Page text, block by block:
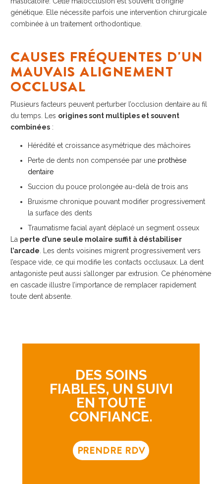
génétique. Elle nécessite parfois une intervention chirurgicale
combinée à un traitement orthodontique.
CAUSES FRÉQUENTES D'UN
MAUVAIS ALIGNEMENT
OCCLUSAL
Plusieurs facteurs peuvent perturber l’occlusion dentaire au fil
du temps. Les origines sont multiples et souvent
combinées :
Hérédité et croissance asymétrique des mâchoires
Perte de dents non compensée par une prothèse
dentaire
Succion du pouce prolongée au-delà de trois ans
Bruxisme chronique pouvant modifier progressivement
la surface des dents
Traumatisme facial ayant déplacé un segment osseux
La perte d’une seule molaire suffit à déstabiliser
l’arcade . Les dents voisines migrent progressivement vers
l’espace vide, ce qui modifie les contacts occlusaux. La dent
antagoniste peut aussi s’allonger par extrusion. Ce phénomène
en cascade illustre l’importance de remplacer rapidement
toute dent absente.
DES SOINS
FIABLES, UN SUIVI
EN TOUTE
CONFIANCE.
PRENDRE RDV